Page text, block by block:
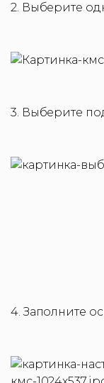
2. Выберите
3. Выберите
4. Заполните